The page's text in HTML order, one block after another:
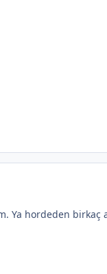
Ya hordeden birkaç